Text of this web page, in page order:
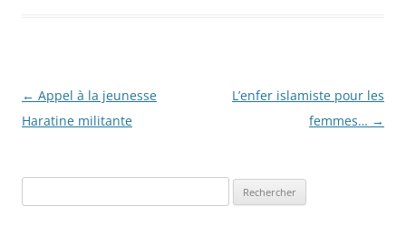
Navigation
des
← Appel à la jeunesse
Haratine militante
L’enfer islamiste pour les
femmes… →
e